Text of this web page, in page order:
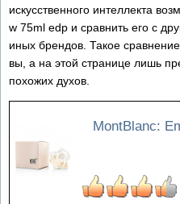
искусственного интеллекта
w 75ml edp и сравнить его с
иных брендов. Такое
вы, а на этой странице лишь
похожих духов.
MontBlanc: